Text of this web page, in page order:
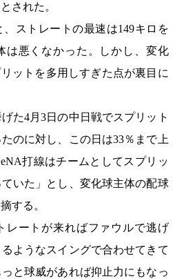
された。
ストレートの最速は149キロを
は悪くなかった。しかし、変化
ットを多用しすぎた点が裏目に
た4月3日の中日戦でスプリット
のに対し、この日は33％まで上
打線はチームとしてスプリッ
いた」とし、変化球主体の配球
する。
レートが来ればファウルで逃げ
ようなスイングで合わせてきて
と球威があれば抑止力にもなっ